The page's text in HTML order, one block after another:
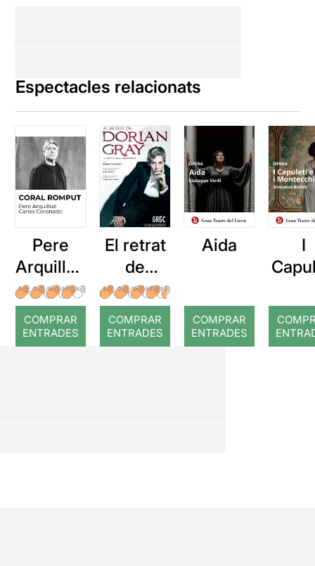
Espectacles relacionats
Pere
Arquillué
: Coral
romput
COMPRAR
ENTRADES
El retrat
de
Dorian
Gray
COMPRAR
ENTRADES
Aida
COMPRAR
ENTRADES
I
hi